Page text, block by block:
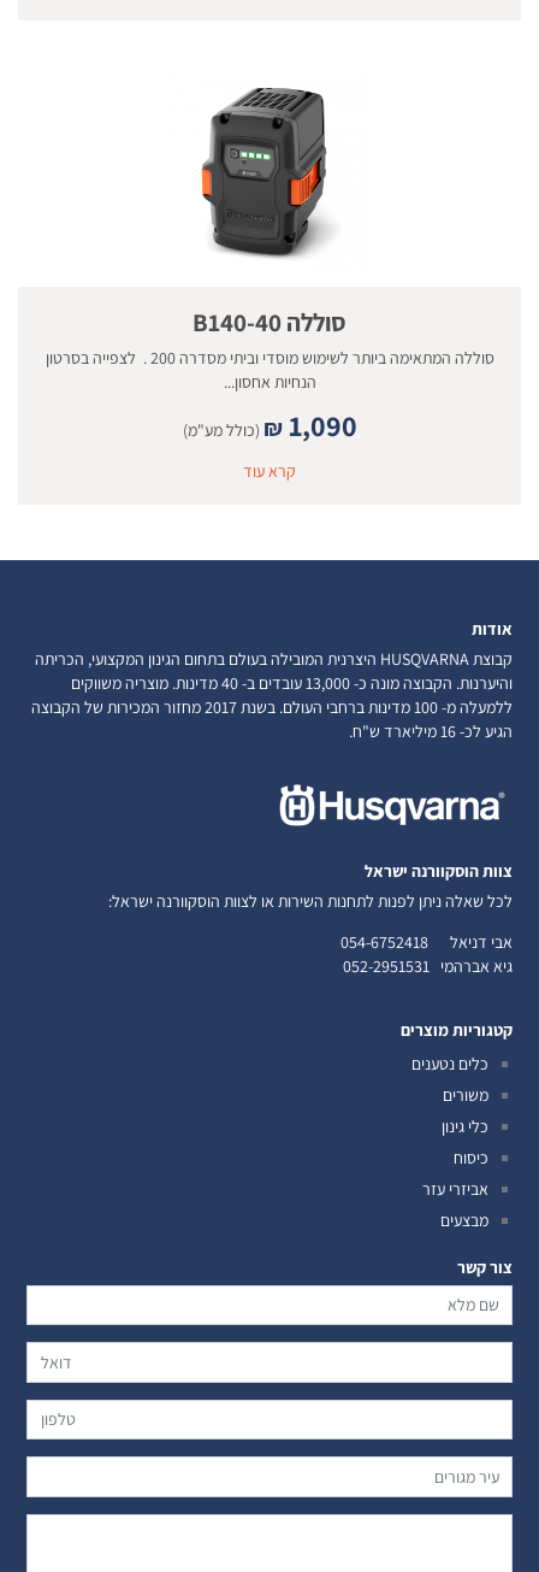
סוללה 40-B140
סוללה המתאימה ביותר לשימוש מוסדי וביתי מסדרה 200 . לצפייה בסרטון
הנחיות אחסון...
₪ 1,090
(כולל מע"מ)
קרא עוד
אודות
קבוצת HUSQVARNA היצרנית המובילה בעולם בתחום הגינון המקצועי, הכריתה
והיערנות. הקבוצה מונה כ- 13,000 עובדים ב- 40 מדינות. מוצריה משווקים
ללמעלה מ- 100 מדינות ברחבי העולם. בשנת 2017 מחזור המכירות של הקבוצה
הגיע לכ- 16 מיליארד ש"ח.
צוות הוסקוורנה ישראל
לכל שאלה ניתן לפנות לתחנות השירות או לצוות הוסקוורנה ישראל:
אבי דניאל 054-6752418
גיא אברהמי 052-2951531
קטגוריות מוצרים
כלים נטענים
משורים
כלי גינון
כיסוח
אביזרי עזר
מבצעים
צור קשר